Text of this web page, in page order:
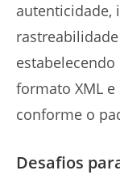
autenticidade,
formato XML
conforme o
Desafios